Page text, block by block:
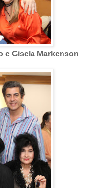
e Gisela Markenson